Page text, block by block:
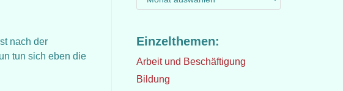
nach der
tun sich eben die
Einzelthemen:
Arbeit und Beschäftigung
Bildung